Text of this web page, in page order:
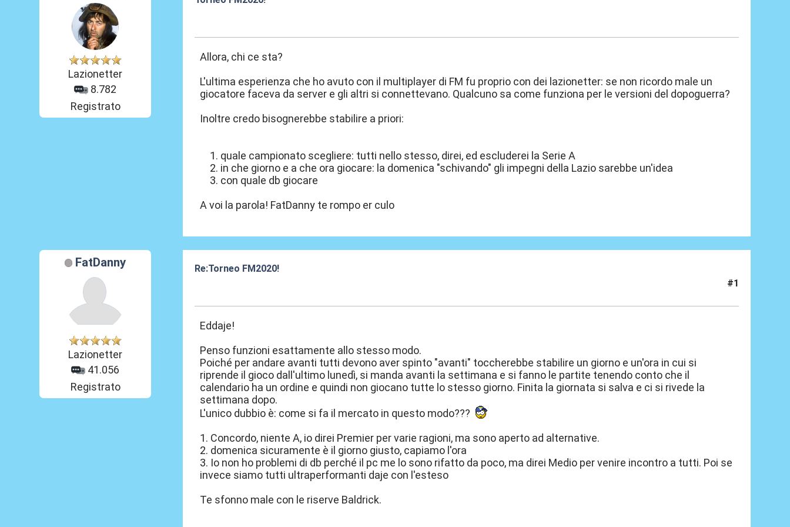
Lazionetter
8.782
Registrato
Allora, chi ce sta?
L'ultima esperienza che ho avuto con il multiplayer di FM fu proprio con dei lazionetter: se non ricordo male un
giocatore faceva da server e gli altri si connettevano. Qualcuno sa come funziona per le versioni del dopoguerra?
Inoltre credo bisognerebbe stabilire a priori:
quale campionato scegliere: tutti nello stesso, direi, ed escluderei la Serie A
in che giorno e a che ora giocare: la domenica "schivando" gli impegni della Lazio sarebbe un'idea
con quale db giocare
A voi la parola! FatDanny te rompo er culo
FatDanny
Lazionetter
41.056
Registrato
Re:Torneo FM2020!
#1
Eddaje!
Penso funzioni esattamente allo stesso modo.
Poiché per andare avanti tutti devono aver spinto "avanti" toccherebbe stabilire un giorno e un'ora in cui si
riprende il gioco dall'ultimo lunedì, si manda avanti la settimana e si fanno le partite tenendo conto che il
calendario ha un ordine e quindi non giocano tutte lo stesso giorno. Finita la giornata si salva e ci si rivede la
settimana dopo.
L'unico dubbio è: come si fa il mercato in questo modo???
1. Concordo, niente A, io direi Premier per varie ragioni, ma sono aperto ad alternative.
2. domenica sicuramente è il giorno giusto, capiamo l'ora
3. Io non ho problemi di db perché il pc me lo sono rifatto da poco, ma direi Medio per venire incontro a tutti. Poi se
invece siamo tutti ultraperformanti daje con l'esteso
Te sfonno male con le riserve Baldrick.